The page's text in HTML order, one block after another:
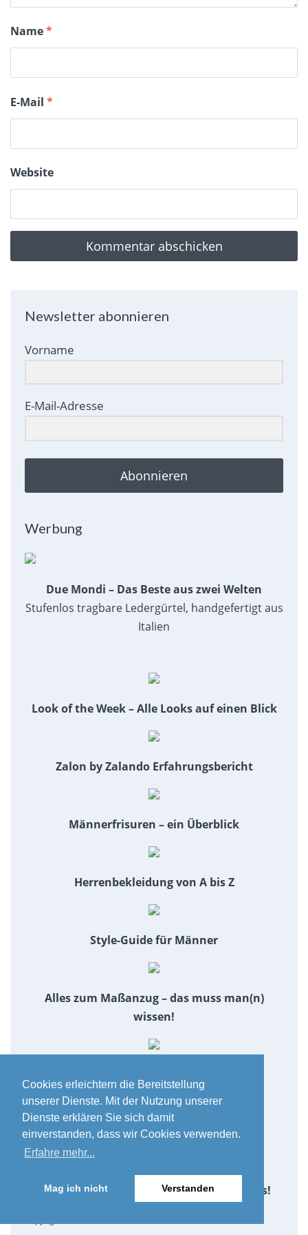
Cookies erleichtern die Bereitstellung
unserer Dienste. Mit der Nutzung unserer
Dienste erklären Sie sich damit
einverstanden, dass wir Cookies verwenden.
Erfahre mehr...
Mag ich nicht Verstanden
Name*
E-Mail *
Website
Newsletter abonnieren
Vorname
E-Mail-Adresse
Abonnieren
Werbung
Due Mondi – Das Beste aus zwei Welten
Stufenlos tragbare Ledergürtel, handgefertigt aus
Italien
Look of the Week – Alle Looks auf einen Blick
Zalon by Zalando Erfahrungsbericht
Männerfrisuren – ein Überblick
Herrenbekleidung von A bis Z
Style-Guide für Männer
Alles zum Maßanzug – das muss man(n)
wissen!
Luxusuhren - eine Übersicht
1×1 der Rasur – richtig rasieren, so geht es!